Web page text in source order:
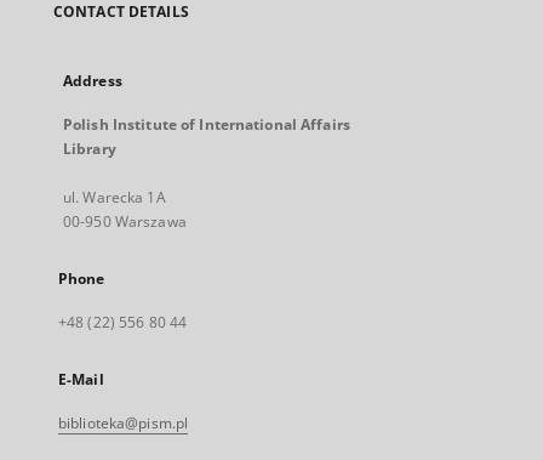
CONTACT DETAILS
Address
Polish Institute of International Affairs
Library
ul. Warecka 1A
00-950 Warszawa
Phone
+48 (22) 556 80 44
E-Mail
biblioteka@pism.pl